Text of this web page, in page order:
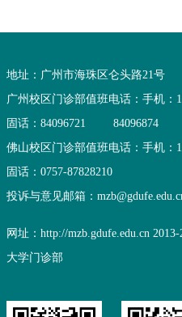
地址：广州市海珠区仑头路21号
广州校区门诊部值班电话： 手机：
固话：84096721
84096874
佛山校区门诊部值班电话： 手机：
固话：0757-87828210
投诉与意见邮箱：
网址：http://mzb.gdufe.edu.cn
大学门诊部